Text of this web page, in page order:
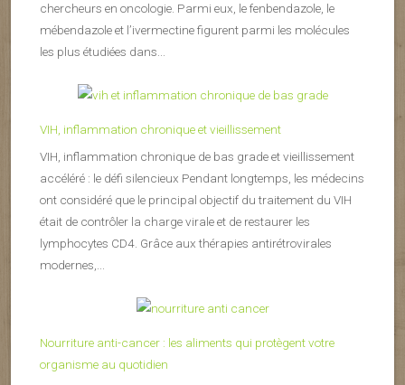
chercheurs en oncologie. Parmi eux, le fenbendazole, le
mébendazole et l’ivermectine figurent parmi les molécules
les plus étudiées dans...
VIH, inflammation chronique et vieillissement
VIH, inflammation chronique de bas grade et vieillissement
accéléré : le défi silencieux Pendant longtemps, les médecins
ont considéré que le principal objectif du traitement du VIH
était de contrôler la charge virale et de restaurer les
lymphocytes CD4. Grâce aux thérapies antirétrovirales
modernes,...
Nourriture anti-cancer : les aliments qui protègent votre
organisme au quotidien